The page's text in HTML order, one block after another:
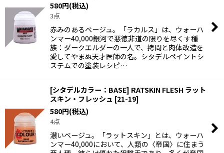
580円(税込)
3点
赤みのあるベージュ。「ラカルス」は、ウォーハ
ンマー40,000銀河で悪徳非道の限りを尽くす種
族：ダークエルダーの一人で、拷問と肉体改造を
愛してやまぬ天才医師の名。シタデルペイントシ
ステムでの塗装レシピ…
[シタデルカラー：BASE] RATSKIN FLESH ラット
スキン・フレッシュ [21-19]
580円(税込)
4点
濃いベージュ。「ラットスキン」とは、ウォーハ
ンマー40,000において、人類の〈帝国〉に住まう